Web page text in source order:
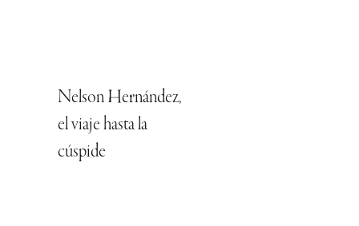
Nelson Hernández,
el viaje hasta la
cúspide